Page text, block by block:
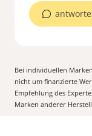
Bei individuellen
nicht um finanzierte
Empfehlung des
Marken anderer